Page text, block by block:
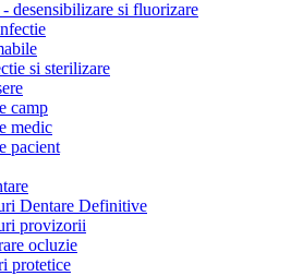
desensibilizare si fluorizare
si sterilizare
camp
medic
pacient
Dentare Definitive
provizorii
ocluzie
protetice